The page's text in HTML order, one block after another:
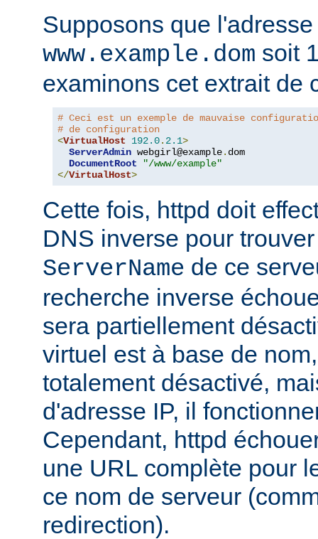
Supposons que
www.example.dom soit
examinons cet extrait de
# Ceci est un exemple de mauvaise
# de configuration
<VirtualHost 192.0. 2.1>
ServerAdmin webgirl@example. dom
DocumentRoot
"/www/example"
</VirtualHost>
Cette fois, httpd doit
DNS inverse pour
ServerName de ce
recherche inverse
sera partiellement
virtuel est à base de
totalement désactivé,
d'adresse IP, il
Cependant, httpd
une URL complète pour
ce nom de serveur
redirection).